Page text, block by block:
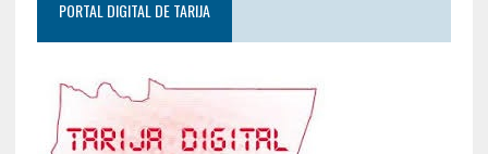
PORTAL DIGITAL DE TARIJA